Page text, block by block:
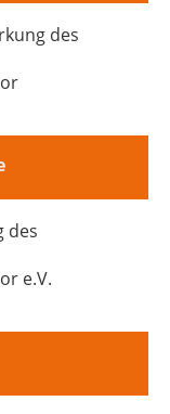
des
des
e.V.